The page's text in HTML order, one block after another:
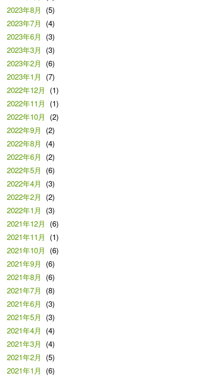
2023年8月
(5)
2023年7月
(4)
2023年6月
(3)
2023年3月
(3)
2023年2月
(6)
2023年1月
(7)
2022年12月
(1)
2022年11月
(1)
2022年10月
(2)
2022年9月
(2)
2022年8月
(4)
2022年6月
(2)
2022年5月
(6)
2022年4月
(3)
2022年2月
(2)
2022年1月
(3)
2021年12月
(6)
2021年11月
(1)
2021年10月
(6)
2021年9月
(6)
2021年8月
(6)
2021年7月
(8)
2021年6月
(3)
2021年5月
(3)
2021年4月
(4)
2021年3月
(4)
2021年2月
(5)
2021年1月
(6)